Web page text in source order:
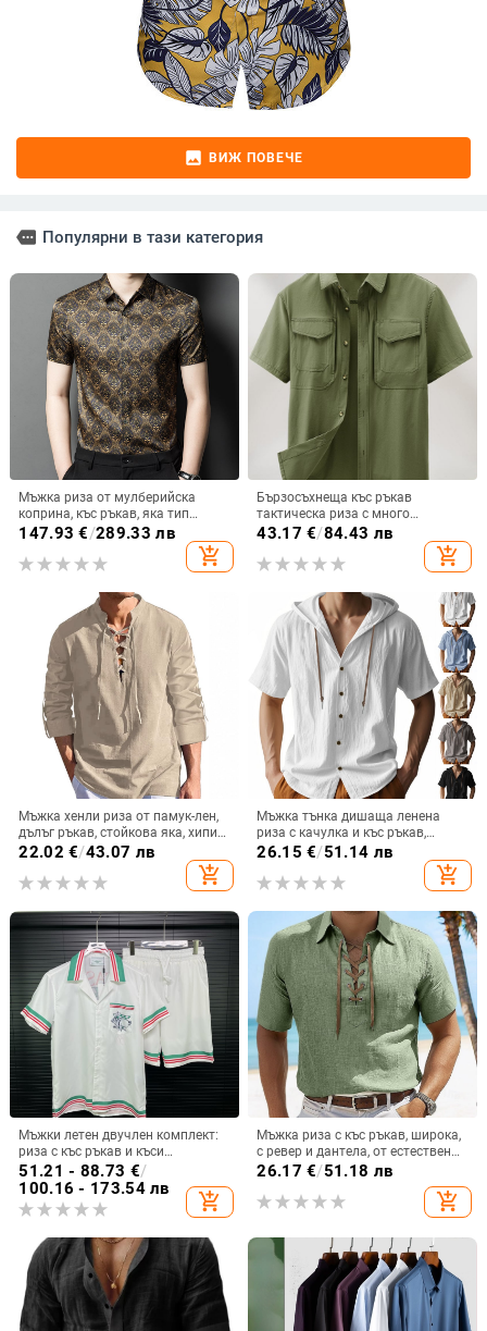
image ВИЖ ПОВЕЧЕ
more Популярни в тази категория
Мъжка риза от мулберийска
коприна, къс ръкав, яка тип
лапел, дишаща и
влагоотвеждаща, без гладене,
лятна бизнес елегантност.
147.93 €/289.33 лв
add_shopping_cart
Бързосъхнеща къс ръкав
тактическа риза с много
джобове, дишаща лятна работна
43.17 €/84.43 лв
add_shopping_cart
Мъжка хенли риза от памук-лен,
дълъг ръкав, стойкова яка, хипи
стил за плаж
22.02 €/43.07 лв
add_shopping_cart
Мъжка тънка дишаща ленена
риза с качулка и къс ръкав,
американска лятна, в цвят каки,
за мъже, от американска леща,
тип „хлабава“
26.15 €/51.14 лв
add_shopping_cart
Мъжки летен двучлен комплект:
риза с къс ръкав и къси
панталони, принт в блокирани
ивици, свободна кройка, дишаща
материя
51.21 - 88.73 €/
100.16 - 173.54 лв
add_shopping_cart
Мъжка риза с къс ръкав, широка,
с ревер и дантела, от естествен
лен, нова европейска и
размер, в чист цвят
26.17 €/51.18 лв
add_shopping_cart